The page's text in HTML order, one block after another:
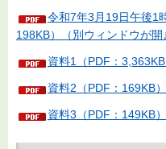
令和7年3月19日午後1
198KB）（別ウィンドウが開
資料1（PDF：
資料2（PDF：169KB
資料3（PDF：149KB